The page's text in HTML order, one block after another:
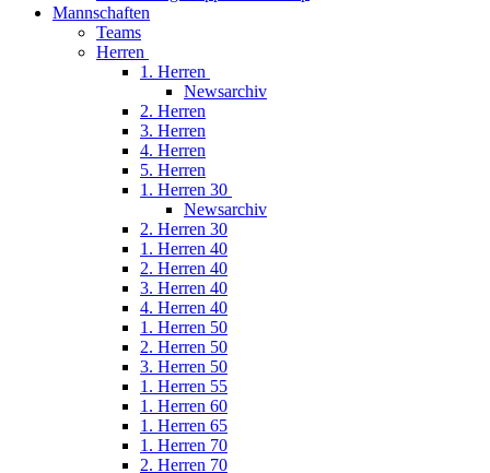
Mannschaften
Teams
Herren
1. Herren
Newsarchiv
2. Herren
3. Herren
4. Herren
5. Herren
1. Herren 30
Newsarchiv
2. Herren 30
1. Herren 40
2. Herren 40
3. Herren 40
4. Herren 40
1. Herren 50
2. Herren 50
3. Herren 50
1. Herren 55
1. Herren 60
1. Herren 65
1. Herren 70
2. Herren 70